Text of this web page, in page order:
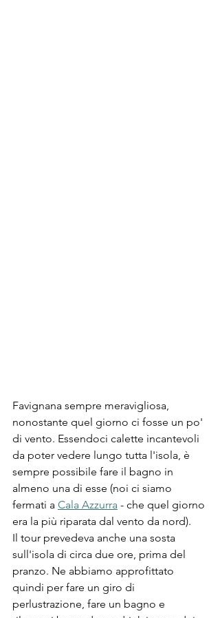
Favignana sempre meravigliosa,
nonostante quel giorno ci fosse un po'
di vento. Essendoci calette incantevoli
da poter vedere lungo tutta l'isola, è
sempre possibile fare il bagno in
almeno una di esse (noi ci siamo
fermati a Cala Azzurra - che quel giorno
era la più riparata dal vento da nord).
Il tour prevedeva anche una sosta
sull'isola di circa due ore, prima del
pranzo. Ne abbiamo approfittato
quindi per fare un giro di
perlustrazione, fare un bagno e